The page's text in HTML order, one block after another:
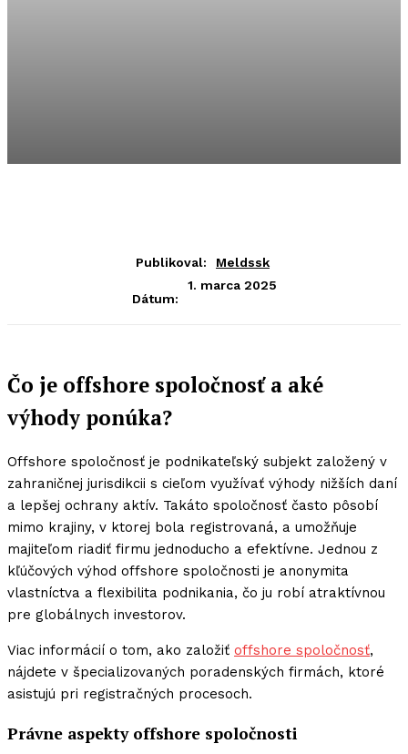
Publikoval: Meldssk
Dátum:
1. marca 2025
Čo je offshore spoločnosť a aké
výhody ponúka?
Offshore spoločnosť je podnikateľský subjekt založený v
zahraničnej jurisdikcii s cieľom využívať výhody nižších daní
a lepšej ochrany aktív. Takáto spoločnosť často pôsobí
mimo krajiny, v ktorej bola registrovaná, a umožňuje
majiteľom riadiť firmu jednoducho a efektívne. Jednou z
kľúčových výhod offshore spoločnosti je anonymita
vlastníctva a flexibilita podnikania, čo ju robí atraktívnou
pre globálnych investorov.
Viac informácií o tom, ako založiť offshore spoločnosť,
nájdete v špecializovaných poradenských firmách, ktoré
asistujú pri registračných procesoch.
Právne aspekty offshore spoločnosti